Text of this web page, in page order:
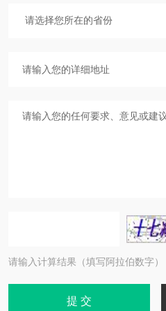
请输入计算结果（填写阿拉伯数字